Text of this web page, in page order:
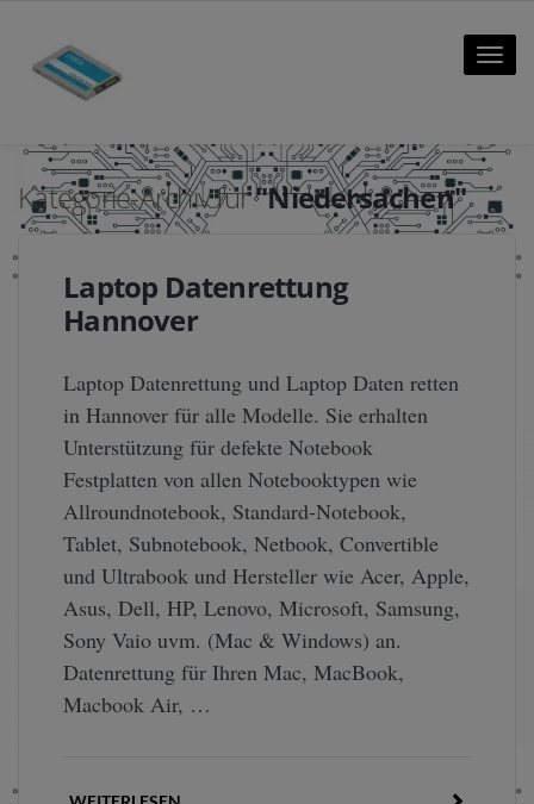
Toggle
Kategorie-Archiv für"Niedersachen"
Laptop Datenrettung
Hannover
Laptop Datenrettung und Laptop Daten retten
in Hannover für alle Modelle. Sie erhalten
Unterstützung für defekte Notebook
Festplatten von allen Notebooktypen wie
Allroundnotebook, Standard-Notebook,
Tablet, Subnotebook, Netbook, Convertible
und Ultrabook und Hersteller wie Acer, Apple,
Asus, Dell, HP, Lenovo, Microsoft, Samsung,
Sony Vaio uvm. (Mac & Windows) an.
Datenrettung für Ihren Mac, MacBook,
Macbook Air, …